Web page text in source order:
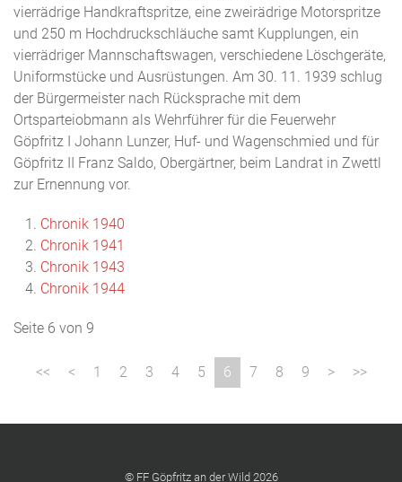
vierrädrige Handkraftspritze, eine zweirädrige Motorspritze
und 250 m Hochdruckschläuche samt Kupplungen, ein
vierrädriger Mannschaftswagen, verschiedene Löschgeräte,
Uniformstücke und Ausrüstungen. Am 30. 11. 1939 schlug
der Bürgermeister nach Rücksprache mit dem
Ortsparteiobmann als Wehrführer für die Feuerwehr
Göpfritz I Johann Lunzer, Huf- und Wagenschmied und für
Göpfritz II Franz Saldo, Obergärtner, beim Landrat in Zwettl
zur Ernennung vor.
Chronik 1940
Chronik 1941
Chronik 1943
Chronik 1944
Seite 6 von 9
1 2 3 4 5 6 7 8 9
© FF Göpfritz an der Wild 2026